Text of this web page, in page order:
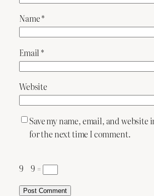
Name*
Email *
Website
Save my name, email, and website
for the next time I comment.
9 − 9 =